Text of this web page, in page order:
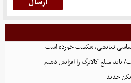
نمایشی، شکست خورده است
باید مبلغ کالابرگ را افزایش دهیم